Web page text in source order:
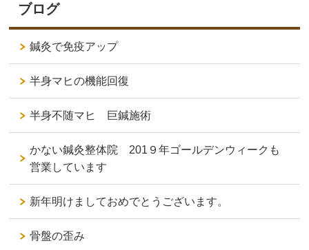
ブログ
鍼灸で免疫アップ
半身マヒの機能回復
半身不随マヒ 巨鍼施術
かない鍼灸整体院 201９年ゴールデンウィークも
営業しています
新年明けましておめでとうございます。
骨盤の歪み